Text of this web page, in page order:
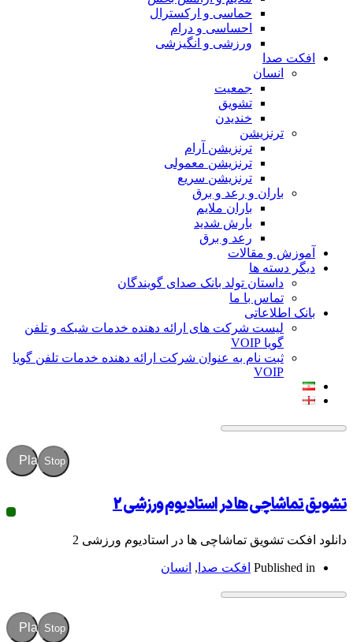
حماسی و ارکسترال
احساسی و درام
ورزشی و انگیزشی
صدا
ترنزیشن آرام
ترنزیشن معمولی
ترنزیشن سریع
باران و رعد و برق
باران ملایم
بارش شدید
رعد و برق
و مقالات
ها
داستان تولد بانک صدای گویندگان
تماس با ما
لیست شرکت های ارائه دهنده خدمات شبکه و تلفن
ثبت نام به عنوان شرکت ارائه دهنده خدمات تلفن گویا
ها در استادیوم ورزشی 2
تشویق تماشاچی ها در استادیوم ورزشی 2
افکت صدا,انسان